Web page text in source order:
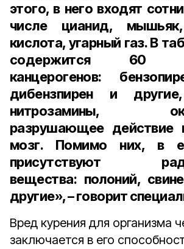
этого, в него входят
числе цианид, мышьяк,
кислота, угарный газ. В
содержится 60
канцерогенов:
дибензпирен и
нитрозамины,
разрушающее действие
мозг. Помимо них, в
присутствуют
вещества: полоний,
другие», – говорит
Вред курения для организма
заключается в его